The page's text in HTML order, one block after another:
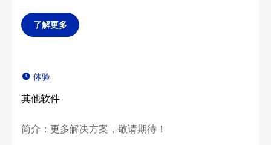
了解更多
体验
其他软件
简介：更多解决方案，敬请期待！